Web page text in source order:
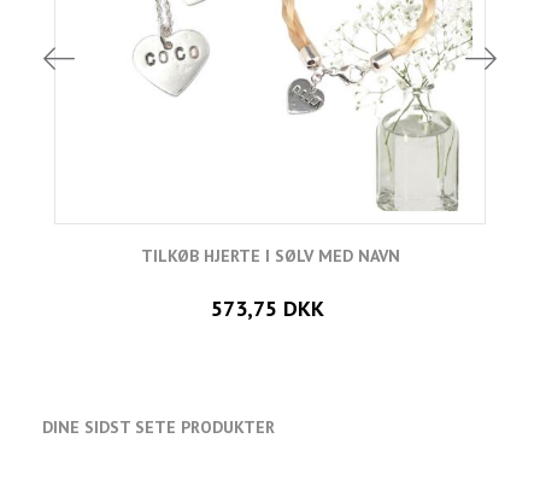
TILKØB HJERTE I SØLV MED NAVN
573,75 DKK
DINE SIDST SETE PRODUKTER